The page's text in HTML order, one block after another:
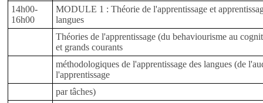
14h00-
16h00
MODULE 1 : Théorie de l'apprentissage et
langues
Théories de l'apprentissage (du behaviourisme au
et grands courants
méthodologiques de l'apprentissage des langues (de
l'apprentissage
par tâches)